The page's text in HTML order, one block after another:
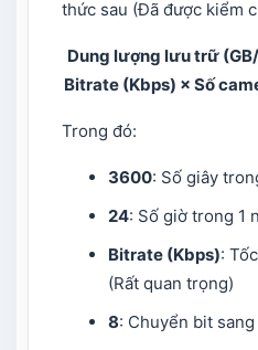
thức sau (Đã được kiểm
Dung lượng lưu trữ
Bitrate (Kbps) × Số
Trong đó:
3600: Số giây
24: Số giờ trong 1
Bitrate (Kbps):
(Rất quan trọng)
8: Chuyển bit